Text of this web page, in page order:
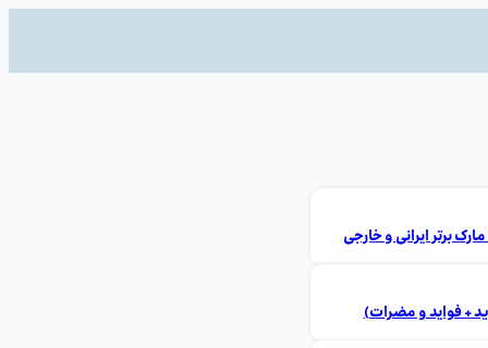
+ فواید و مضرات)